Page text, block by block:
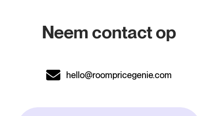
Neem contact op
hello@roompricegenie.com